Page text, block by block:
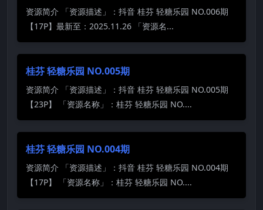
资源简介 「资源描述」：抖音 桂芬 轻糖乐园 NO.006期
【17P】最新至：2025.11.26 「资源名...
桂芬 轻糖乐园 NO.005期
资源简介 「资源描述」：抖音 桂芬 轻糖乐园 NO.005期
【23P】 「资源名称」：桂芬 轻糖乐园 NO....
桂芬 轻糖乐园 NO.004期
资源简介 「资源描述」：抖音 桂芬 轻糖乐园 NO.004期
【17P】 「资源名称」：桂芬 轻糖乐园 NO....